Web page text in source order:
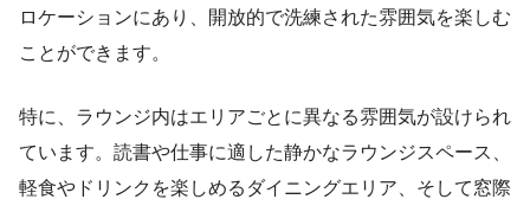
ロケーションにあり、開放的で洗練された雰囲気を楽しむ
ことができます。
特に、ラウンジ内はエリアごとに異なる雰囲気が設けられ
ています。読書や仕事に適した静かなラウンジスペース、
軽食やドリンクを楽しめるダイニングエリア、そして窓際